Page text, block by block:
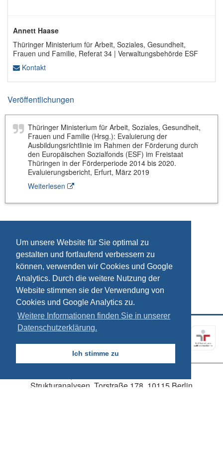
Um unsere Website für Sie optimal zu
gestalten und fortlaufend verbessern zu
können, verwenden wir Cookies und Google
Analytics. Durch die weitere Nutzung der
Website stimmen sie der Verwendung von
Cookies und Google Analytics zu.
Weitere Informationen finden Sie in unserer
Datenschutzerklärung.
Ich stimme zu
Annett Haase
Thüringer Ministerium für Arbeit, Soziales, Gesundheit,
Frauen und Familie, Referat 34 | Verwaltungsbehörde ESF
Kontakt
Veröffentlichungen
Thüringer Ministerium für Arbeit, Soziales, Gesundheit,
Frauen und Familie (Hrsg.): Evaluierung der
Ausbildungsrichtlinie im Rahmen der Förderung durch
den Europäischen Sozialfonds (ESF) im Freistaat
Thüringen in der Förderperiode 2014 bis 2020.
Evaluierungsbericht, Erfurt, März 2019
Weiterlesen
Datenschutz
Strukturanalysen, Torstraße 178, 10115 Berlin